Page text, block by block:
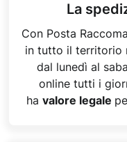
La
Con Posta
in tutto il territorio
dal lunedì al
online tutti i
ha valore legale